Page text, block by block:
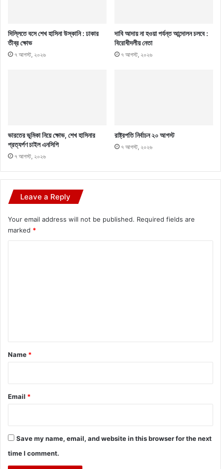
দিল্লিতে বসে শেখ হাসিনা উস্কানি : ঢাকার
তীব্র ক্ষোভ
৭ আগস্ট, ২০২৬
দাবি আদায় না হওয়া পর্যন্ত আন্দোলন চলবে :
বিরোধীদলীয় নেতা
৭ আগস্ট, ২০২৬
ভারতের ভূমিকা নিয়ে ক্ষোভ, শেখ হাসিনার
প্রত্যর্পণ চাইল এনসিপি
৭ আগস্ট, ২০২৬
রাষ্ট্রপতি নির্বাচন ২০ আগস্ট
৭ আগস্ট, ২০২৬
Leave a Reply
Your email address will not be published. Required fields are
marked *
*
Name *
Email *
Save my name, email, and website in this browser for the next
time I comment.